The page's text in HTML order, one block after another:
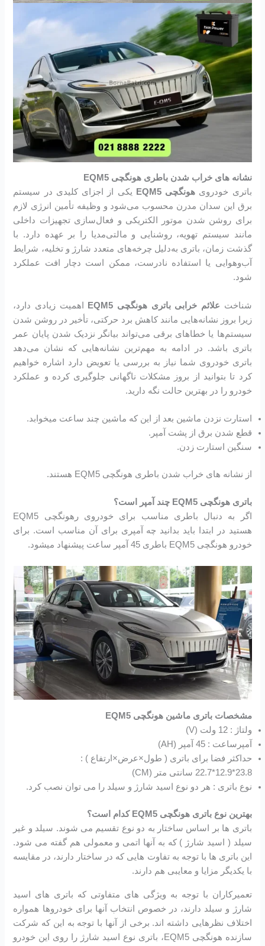
نشانه های خراب شدن باطری هونگچی EQM5
باتری خودروی هونگچی EQM5
یکی از اجزای کلیدی در سیستم
برق این سدان مدرن محسوب می‌شود و وظیفه تأمین انرژی لازم
برای روشن شدن موتور الکتریکی و فعال‌سازی تجهیزات داخلی
مانند سیستم تهویه، روشنایی و مالتی‌مدیا را بر عهده دارد. با
گذشت زمان، باتری به‌دلیل چرخه‌های متعدد شارژ و تخلیه، شرایط
آب‌وهوایی یا استفاده نادرست، ممکن است دچار افت عملکرد
شود.
شناخت علائم خرابی باتری هونگچی EQM5
اهمیت زیادی دارد،
زیرا بروز نشانه‌هایی مانند کاهش برد حرکتی، تأخیر در روشن شدن
سیستم‌ها یا خطاهای برقی می‌تواند بیانگر نزدیک شدن پایان عمر
باتری باشد. در ادامه به مهم‌ترین نشانه‌هایی که نشان می‌دهد
باتری خودروی شما نیاز به بررسی یا تعویض دارد اشاره خواهیم
کرد تا بتوانید از بروز مشکلات ناگهانی جلوگیری کرده و عملکرد
خودرو را در بهترین حالت نگه دارید.
استارت نزدن ماشین بعد از این که ماشین چند ساعت میخوابد.
قطع شدن برق از پشت آمپر.
سنگین استارت زدن.
از نشانه های خراب شدن باطری هونگچی EQM5 هستند.
باتری هونگچی EQM5 چند آمپر است؟
اگر به دنبال باطری مناسب برای خودروی رهونگچی EQM5
هستید در ابتدا باید بدانید چه آمپری برای آن مناسب است. برای
خودرو هونگچی EQM5 باطری 45 آمپر ساعت پیشنهاد میشود.
مشخصات باتری ماشین هونگچی EQM5
ولتاژ : 12 ولت (V)
آمپرساعت : 45 آمپر (AH)
حداکثر فضا برای باتری ( طول×عرض×ارتفاع ) :
23.8*12.9*22.7 سانتی متر (CM)
نوع باتری : هر دو نوع اسید شارژ و سیلد را می توان نصب کرد.
بهترین نوع باتری هونگچی EQM5 کدام است؟
باتری ها بر اساس ساختار به دو نوع تقسیم می شوند. سیلد و غیر
سیلد ( اسید شارژ ) که به آنها اتمی و معمولی هم گفته می شود.
این باتری ها با توجه به تفاوت هایی که در ساختار دارند، در مقایسه
با یکدیگر مزایا و معایبی هم دارند.
تعمیرکاران با توجه به ویژگی های متفاوتی که باتری های اسید
شارژ و سیلد دارند، در خصوص انتخاب آنها برای خودروها همواره
اختلاف نظرهایی داشته اند. برخی از آنها با توجه به این که شرکت
سازنده هونگچی EQM5، باتری نوع اسید شارژ را روی این خودرو